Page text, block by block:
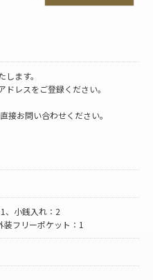
ます。
ドレスをご登録ください。
お問い合わせください。
、小銭入れ：2
フリーポケット：1